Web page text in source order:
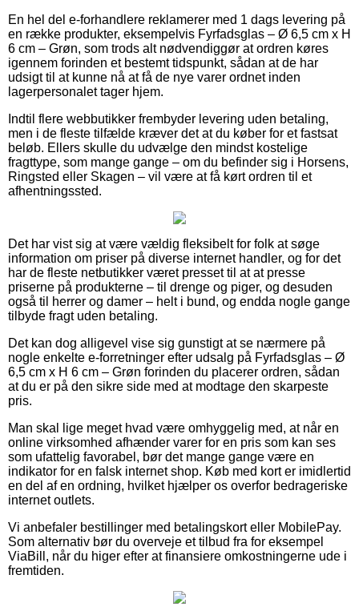
En hel del e-forhandlere reklamerer med 1 dags levering på
en række produkter, eksempelvis Fyrfadsglas – Ø 6,5 cm x H
6 cm – Grøn, som trods alt nødvendiggør at ordren køres
igennem forinden et bestemt tidspunkt, sådan at de har
udsigt til at kunne nå at få de nye varer ordnet inden
lagerpersonalet tager hjem.
Indtil flere webbutikker frembyder levering uden betaling,
men i de fleste tilfælde kræver det at du køber for et fastsat
beløb. Ellers skulle du udvælge den mindst kostelige
fragttype, som mange gange – om du befinder sig i Horsens,
Ringsted eller Skagen – vil være at få kørt ordren til et
afhentningssted.
Det har vist sig at være vældig fleksibelt for folk at søge
information om priser på diverse internet handler, og for det
har de fleste netbutikker været presset til at at presse
priserne på produkterne – til drenge og piger, og desuden
også til herrer og damer – helt i bund, og endda nogle gange
tilbyde fragt uden betaling.
Det kan dog alligevel vise sig gunstigt at se nærmere på
nogle enkelte e-forretninger efter udsalg på Fyrfadsglas – Ø
6,5 cm x H 6 cm – Grøn forinden du placerer ordren, sådan
at du er på den sikre side med at modtage den skarpeste
pris.
Man skal lige meget hvad være omhyggelig med, at når en
online virksomhed afhænder varer for en pris som kan ses
som ufattelig favorabel, bør det mange gange være en
indikator for en falsk internet shop. Køb med kort er imidlertid
en del af en ordning, hvilket hjælper os overfor bedrageriske
internet outlets.
Vi anbefaler bestillinger med betalingskort eller MobilePay.
Som alternativ bør du overveje et tilbud fra for eksempel
ViaBill, når du higer efter at finansiere omkostningerne ude i
fremtiden.